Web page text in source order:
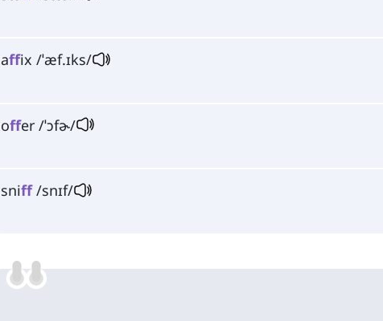
affix /ˈæf.ɪks/
offer /ˈɔfɚ/
sniff/snɪf/